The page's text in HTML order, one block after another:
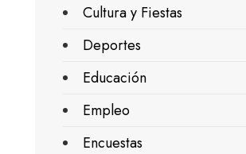
Cultura y Fiestas
Deportes
Educación
Empleo
Encuestas